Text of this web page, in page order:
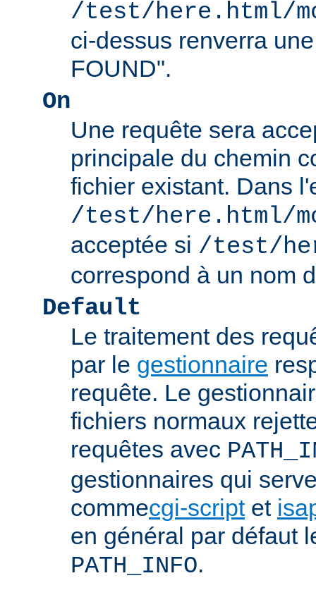
/test/here.html/
ci-dessus renverra
FOUND".
On
Une requête sera
principale du chemin
fichier existant. Dans
/test/here.html/
acceptée si /test/
correspond à un nom
Default
Le traitement des
par le gestionnaire
requête. Le
fichiers normaux
requêtes avec
gestionnaires qui
commecgi-scriptet
en général par défaut
PATH_INFO.